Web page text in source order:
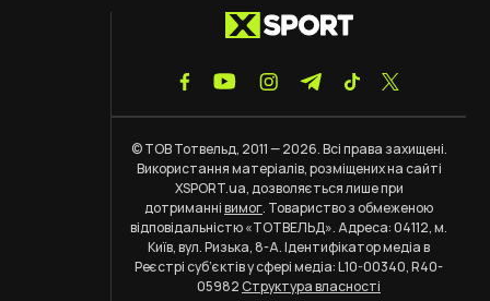
© ТОВ Тотвельд, 2011 — 2026. Всі права захищені.
Використання матеріалів, розміщених на сайті
XSPORT.ua, дозволяється лише при
дотриманнівимог. Товариство з обмеженою
відповідальністю «ТОТВЕЛЬД». Адреса: 04112, м.
Київ, вул. Ризька, 8-А. Ідентифікатор медіа в
Реєстрі суб’єктів у сфері медіа: L10-00340, R40-
05982Структура власності